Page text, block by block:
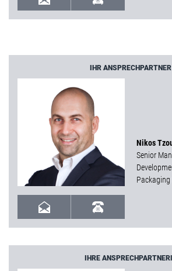
IHR ANSPRECHPARTNER
Nikos
Senior
Packaging
IHRE